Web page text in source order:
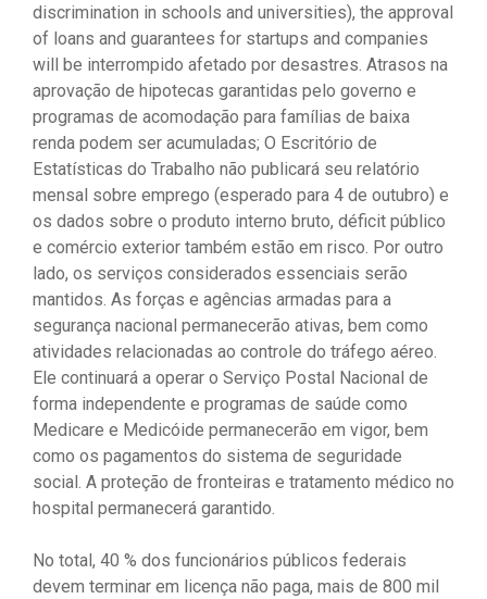
discrimination in schools and universities), the approval
of loans and guarantees for startups and companies
will be interrompido afetado por desastres. Atrasos na
aprovação de hipotecas garantidas pelo governo e
programas de acomodação para famílias de baixa
renda podem ser acumuladas; O Escritório de
Estatísticas do Trabalho não publicará seu relatório
mensal sobre emprego (esperado para 4 de outubro) e
os dados sobre o produto interno bruto, déficit público
e comércio exterior também estão em risco. Por outro
lado, os serviços considerados essenciais serão
mantidos. As forças e agências armadas para a
segurança nacional permanecerão ativas, bem como
atividades relacionadas ao controle do tráfego aéreo.
Ele continuará a operar o Serviço Postal Nacional de
forma independente e programas de saúde como
Medicare e Medicóide permanecerão em vigor, bem
como os pagamentos do sistema de seguridade
social. A proteção de fronteiras e tratamento médico no
hospital permanecerá garantido.
No total, 40 % dos funcionários públicos federais
devem terminar em licença não paga, mais de 800 mil